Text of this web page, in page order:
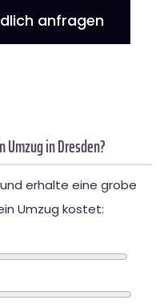
anfragen
in Dresden?
erhalte eine grobe
Umzug kostet: